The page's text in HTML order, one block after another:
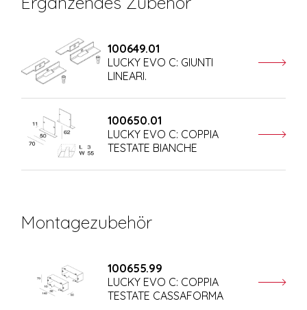
100649.01
LUCKY EVO C: GIUNTI
LINEARI.
100650.01
LUCKY EVO C: COPPIA
TESTATE BIANCHE
Montagezubehör
100655.99
LUCKY EVO C: COPPIA
TESTATE CASSAFORMA